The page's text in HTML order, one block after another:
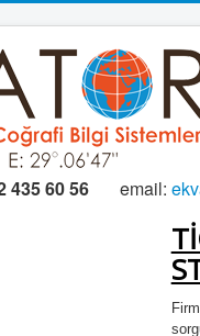
435 60 56 email: